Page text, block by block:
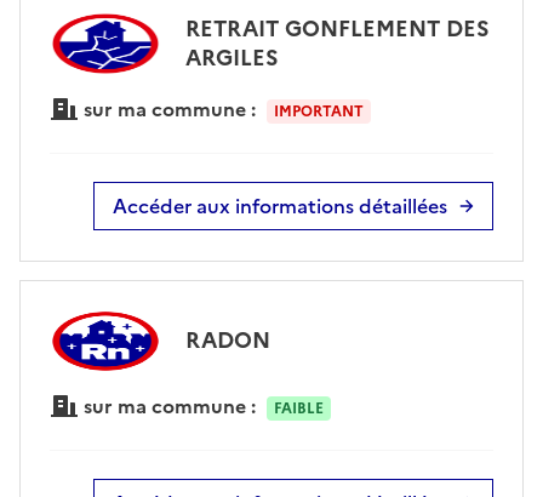
RETRAIT GONFLEMENT DES
ARGILES
sur ma commune : IMPORTANT
Accéder aux informations détaillées
RADON
sur ma commune : FAIBLE